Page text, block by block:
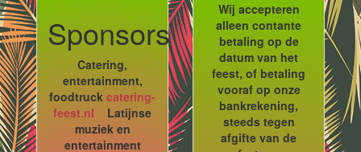
Sponsors
Catering,
entertainment,
foodtruck catering-
feest.nl Latijnse
muziek en
entertainment
Wij accepteren
alleen contante
betaling op de
datum van het
feest, of betaling
vooraf op onze
bankrekening,
steeds tegen
afgifte van de